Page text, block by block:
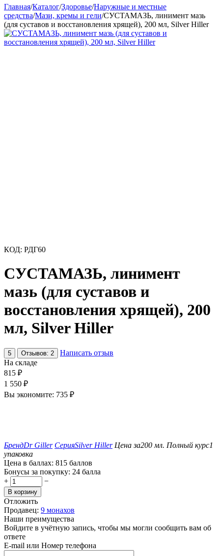
Главная/Каталог/Здоровье/Наружные и местные
средства/Мази, кремы и гели/СУСТАМАЗЬ, линимент мазь
(для суставов и восстановления хрящей), 200 мл, Silver Hiller
КОД: РДГ60
СУСТАМАЗЬ, линимент
мазь (для суставов и
восстановления хрящей), 200
мл, Silver Hiller
5 Отзывов: 2
Написать отзыв
На складе
815 ₽
1 550 ₽
Вы экономите: 735 ₽
БрендDr Giller СерияSilver Hiller Цена за200 мл. Полный курс1
упаковка
Цена в баллах: 815 баллов
Бонусы за покупку: 24 балла
+
−
В корзину
Отложить
Продавец: 9 монахов
Наши преимущества
Войдите в учётную запись, чтобы мы могли сообщить вам об
ответе
E-mail или Номер телефона